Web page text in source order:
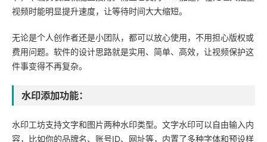
视频时能明显提升速度，让等待时间大大缩短。
无论是个人创作者还是小团队，都可以放心使用，不用担心版权或
费用问题。软件的设计思路就是实用、简单、高效，让视频保护这
件事变得不再复杂。
水印添加功能：
水印工坊支持文字和图片两种水印类型。文字水印可以自由输入内
容，比如你的品牌名、账号ID、网址等，内置了多种字体和预设样